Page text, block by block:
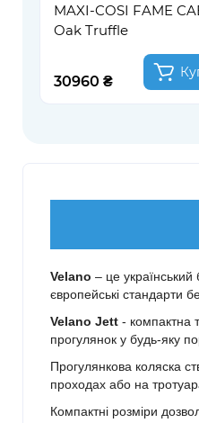
MAXI-COSI FAME
Oak Truffle
30960 ₴
Velano – це український
європейські стандарти
Velano Jett - компактна
прогулянок у будь-яку
Прогулянкова коляска
проходах або на
Компактні розміри